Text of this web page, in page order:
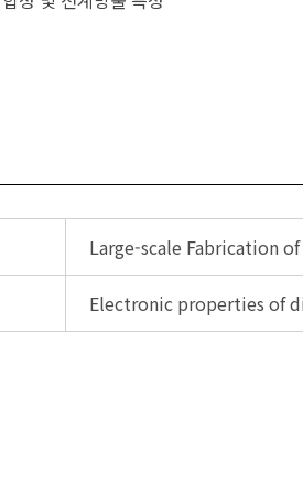
Large-scale Fabrication
Electronic properties of